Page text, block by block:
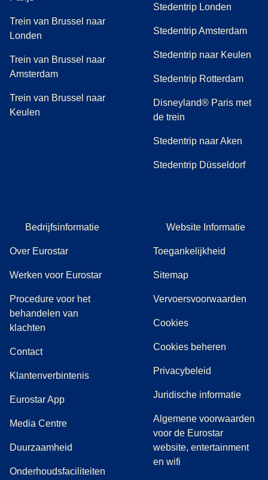
Trein van Brussel naar
Londen
Trein van Brussel naar
Amsterdam
Trein van Brussel naar
Keulen
Stedentrip Londen
Stedentrip Amsterdam
Stedentrip naar Keulen
Stedentrip Rotterdam
Disneyland® Paris met
de trein
Stedentrip naar Aken
Stedentrip Düsseldorf
Bedrijfsinformatie
Over Eurostar
Werken voor Eurostar
Procedure voor het
behandelen van
klachten
Contact
Klantenverbintenis
Eurostar App
Media Centre( opent in een nieuwe tab)
Duurzaamheid
Onderhoudsfaciliteiten
Website Informatie
Toegankelijkheid
Sitemap
Vervoersvoorwaarden
Cookies
Cookies beheren
Privacybeleid
Juridische informatie
Algemene voorwaarden
voor de Eurostar
website, entertainment
en wifi